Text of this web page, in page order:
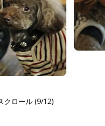
クロール (9/12)